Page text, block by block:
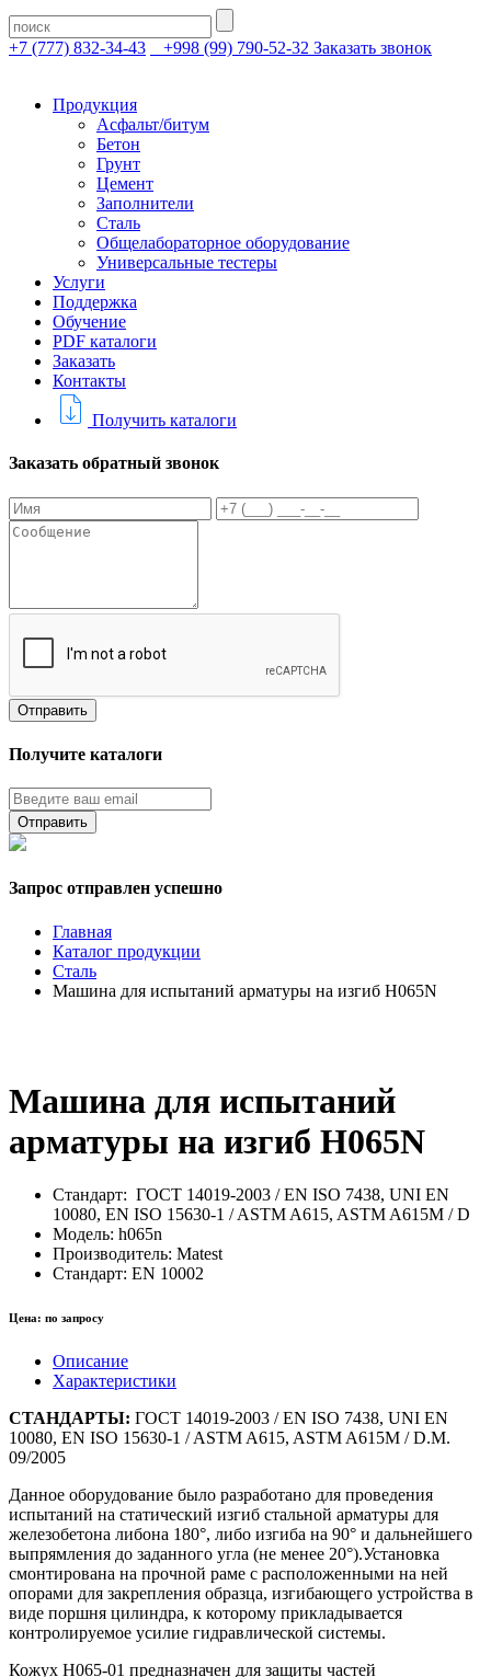
+7 (777) 832-34-43 +998 (99) 790-52-32 Заказать звонок
Продукция
Асфальт/битум
Бетон
Грунт
Цемент
Заполнители
Сталь
Общелабораторное оборудование
Универсальные тестеры
Услуги
Поддержка
Обучение
PDF каталоги
Заказать
Контакты
Получить каталоги
Заказать обратный звонок
Получите каталоги
Запрос отправлен успешно
Главная
Каталог продукции
Сталь
Машина для испытаний арматуры на изгиб H065N
Машина для испытаний
арматуры на изгиб H065N
Стандарт: ГОСТ 14019-2003 / EN ISO 7438, UNI EN
10080, EN ISO 15630-1 / ASTM A615, ASTM A615M / D
Модель: h065n
Производитель: Matest
Стандарт: EN 10002
Цена: по запросу
Описание
Характеристики
СТАНДАРТЫ: ГОСТ 14019-2003 / EN ISO 7438, UNI EN
10080, EN ISO 15630-1 / ASTM A615, ASTM A615M / D.M.
09/2005
Данное оборудование было разработано для проведения
испытаний на статический изгиб стальной арматуры для
железобетона либона 180°, либо изгиба на 90° и дальнейшего
выпрямления до заданного угла (не менее 20°).Установка
смонтирована на прочной раме с расположенными на ней
опорами для закрепления образца, изгибающего устройства в
виде поршня цилиндра, к которому прикладывается
контролируемое усилие гидравлической системы.
Кожух H065-01 предназначен для защиты частей